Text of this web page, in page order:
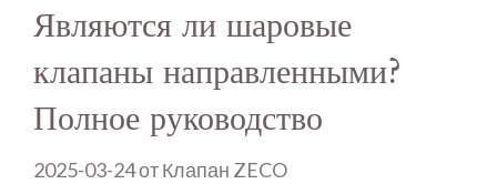
Являются ли шаровые
клапаны направленными?
Полное руководство
2025-03-24отКлапан ZECO